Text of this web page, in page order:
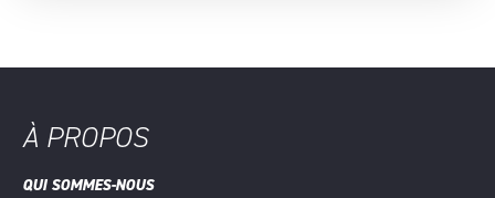
À PROPOS
QUI SOMMES-NOUS